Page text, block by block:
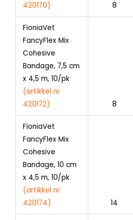
420170)
8
FioniaVet
FancyFlex Mix
Cohesive
Bandage, 7,5 cm
x 4,5 m, 10/pk
(artikkel nr
420172)
8
FioniaVet
FancyFlex Mix
Cohesive
Bandage, 10 cm
x 4,5 m, 10/pk
(artikkel nr
420174)
14